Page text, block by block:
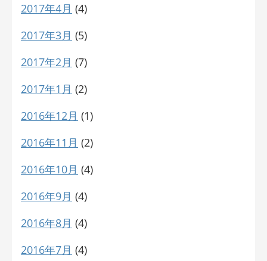
2017年4月 (4)
2017年3月 (5)
2017年2月 (7)
2017年1月 (2)
2016年12月 (1)
2016年11月 (2)
2016年10月 (4)
2016年9月 (4)
2016年8月 (4)
2016年7月 (4)